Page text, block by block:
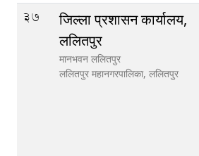
37
जिल्ला प्रशासन कार्यालय,
ललितपुर
मानभवन ललितपुर
ललितपुर महानगरपालिका, ललितपुर